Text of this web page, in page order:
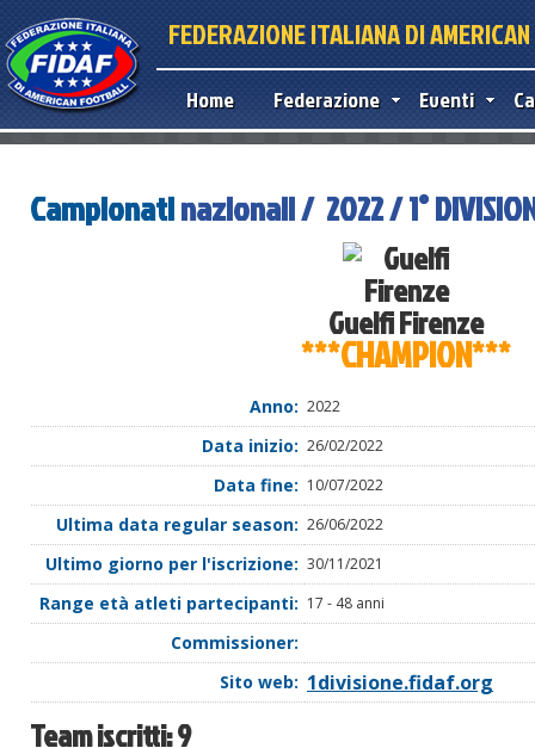
FEDERAZIONE ITALIANA DI
Home Federazione Eventi
Campionatinazionali / 2022 / 1°
Guelfi Firenze
***CHAMPION***
Anno: 2022
Data inizio: 26/02/2022
Data fine: 10/07/2022
Ultima data regular season: 26/06/2022
Ultimo giorno per l'iscrizione: 30/11/2021
Range età atleti partecipanti: 17 - 48 anni
Commissioner:
Sito web: 1divisione.fidaf.org
Team iscritti:9